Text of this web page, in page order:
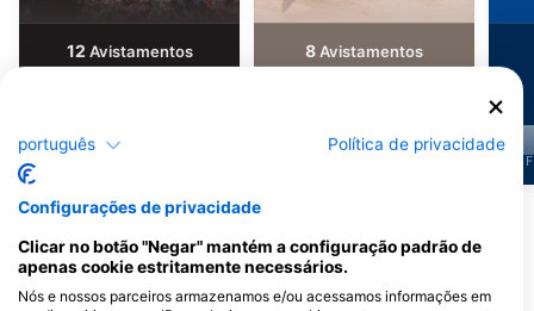
12 Avistamentos 8 Avistamentos
F
Mostrar mais animais
Centros de mergulho que servem este
português Política de privacidade
Configurações de privacidade
Clicar no botão "Negar" mantém a configuração padrão de
apenas cookie estritamente necessários.
Nós e nossos parceiros armazenamos e/ou acessamos informações em